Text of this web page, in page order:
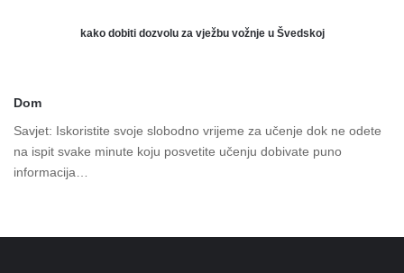
kako dobiti dozvolu za vježbu vožnje u Švedskoj
Dom
Savjet: Iskoristite svoje slobodno vrijeme za učenje dok ne odete
na ispit svake minute koju posvetite učenju dobivate puno
informacija…